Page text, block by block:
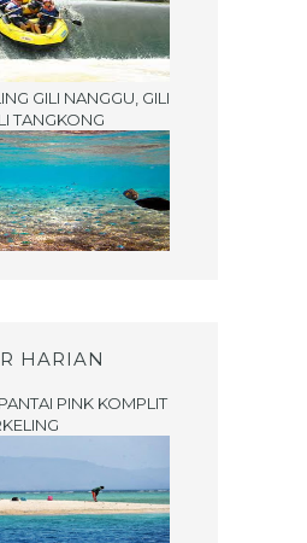
GILI NANGGU, GILI
TANGKONG
HARIAN
PINK KOMPLIT